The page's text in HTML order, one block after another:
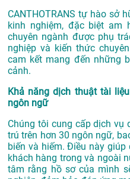
CANTHOTRANS tự hào sở
kinh nghiệm, đặc biệt am
chuyên ngành được phụ
nghiệp và kiến thức
cam kết mang đến những
cảnh.
Khả năng dịch thuật tài
ngôn ngữ
Chúng tôi cung cấp dịch vụ
trú trên hơn 30 ngôn ngữ,
biến và hiếm. Điều này
khách hàng trong và ngoài
tâm rằng hồ sơ của mình